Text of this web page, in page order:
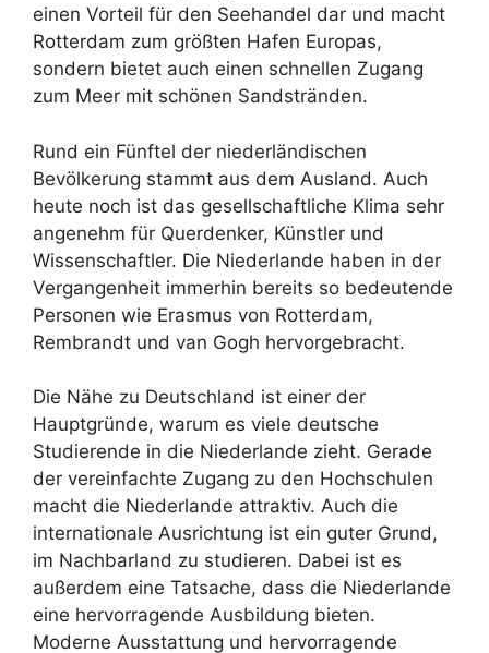
einen Vorteil für den Seehandel dar und macht
Rotterdam zum größten Hafen Europas,
sondern bietet auch einen schnellen Zugang
zum Meer mit schönen Sandstränden.
Rund ein Fünftel der niederländischen
Bevölkerung stammt aus dem Ausland. Auch
heute noch ist das gesellschaftliche Klima sehr
angenehm für Querdenker, Künstler und
Wissenschaftler. Die Niederlande haben in der
Vergangenheit immerhin bereits so bedeutende
Personen wie Erasmus von Rotterdam,
Rembrandt und van Gogh hervorgebracht.
Die Nähe zu Deutschland ist einer der
Hauptgründe, warum es viele deutsche
Studierende in die Niederlande zieht. Gerade
der vereinfachte Zugang zu den Hochschulen
macht die Niederlande attraktiv. Auch die
internationale Ausrichtung ist ein guter Grund,
im Nachbarland zu studieren. Dabei ist es
außerdem eine Tatsache, dass die Niederlande
eine hervorragende Ausbildung bieten.
Moderne Ausstattung und hervorragende